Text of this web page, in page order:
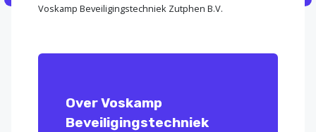
Voskamp Beveiligingstechniek Zutphen B.V.
Over Voskamp
Beveiligingstechniek